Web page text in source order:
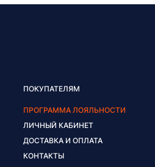
ПОКУПАТЕЛЯМ
ПРОГРАММА ЛОЯЛЬНОСТИ
ЛИЧНЫЙ КАБИНЕТ
ДОСТАВКА И ОПЛАТА
КОНТАКТЫ